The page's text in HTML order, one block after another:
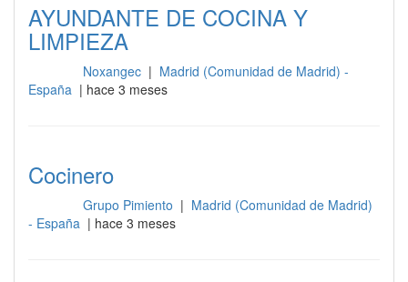
AYUNDANTE DE COCINA Y
LIMPIEZA
Noxangec | Madrid (Comunidad de Madrid) -
España | hace 3 meses
Cocinero
Grupo Pimiento | Madrid (Comunidad de Madrid)
- España | hace 3 meses